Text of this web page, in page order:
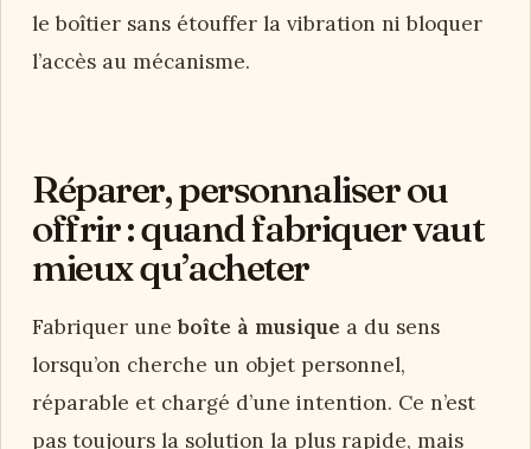
le boîtier sans étouffer la vibration ni bloquer
l’accès au mécanisme.
Réparer, personnaliser ou
offrir : quand fabriquer vaut
mieux qu’acheter
Fabriquer uneboîte à musique a du sens
lorsqu’on cherche un objet personnel,
réparable et chargé d’une intention. Ce n’est
pas toujours la solution la plus rapide, mais